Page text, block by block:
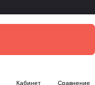
Кабинет Сравнение